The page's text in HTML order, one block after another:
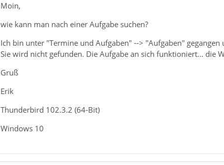
Moin,
wie kann man nach einer Aufgabe suchen?
Ich bin unter "Termine und Aufgaben" --> "Aufgaben"
Sie wird nicht gefunden. Die Aufgabe an sich funktioniert... die
Gruß
Erik
Thunderbird 102.3.2 (64-Bit)
Windows 10